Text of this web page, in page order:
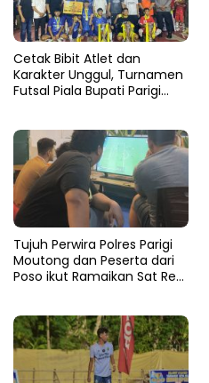
Cetak Bibit Atlet dan
Karakter Unggul, Turnamen
Futsal Piala Bupati Parigi
Tujuh Perwira Polres Parigi
Moutong dan Peserta dari
Poso ikut Ramaikan Sat Res